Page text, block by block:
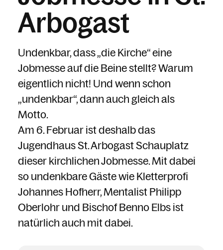
Arbogast
Undenkbar, dass „die Kirche“ eine
Jobmesse auf die Beine stellt? Warum
eigentlich nicht! Und wenn schon
„undenkbar“, dann auch gleich als
Motto.
Am 6. Februar ist deshalb das
Jugendhaus St. Arbogast Schauplatz
dieser kirchlichen Jobmesse. Mit dabei
so undenkbare Gäste wie Kletterprofi
Johannes Hofherr, Mentalist Philipp
Oberlohr und Bischof Benno Elbs ist
natürlich auch mit dabei.